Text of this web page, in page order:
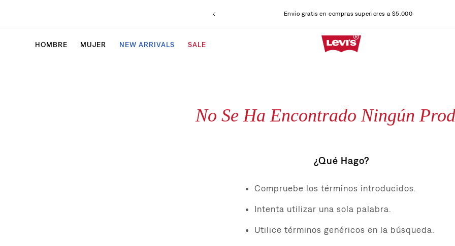
Envío gratis en compras superiores a $5.000
HOMBRE MUJER NEW ARRIVALS SALE
No Se Ha Encontrado Ningún
¿Qué Hago?
Compruebe los términos introducidos.
Intenta utilizar una sola palabra.
Utilice términos genéricos en la búsqueda.